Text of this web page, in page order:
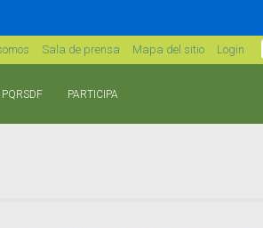
Sala de prensa Mapa del sitio Login
PQRSDF PARTICIPA